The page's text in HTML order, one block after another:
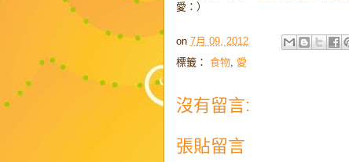
愛：）
on 7月 09, 2012
標籤： 食物, 愛
沒有留言:
張貼留言